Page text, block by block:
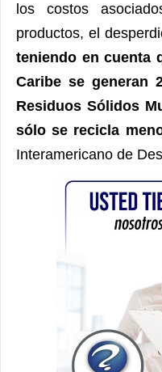
los costos
productos, el
teniendo en cuenta
Caribe se generan
Residuos Sólidos
sólo se recicla
Interamericano de